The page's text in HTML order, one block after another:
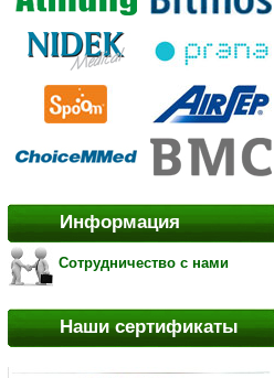
Информация
Сотрудничество с нами
Наши сертификаты